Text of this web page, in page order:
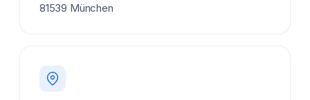
81539 München